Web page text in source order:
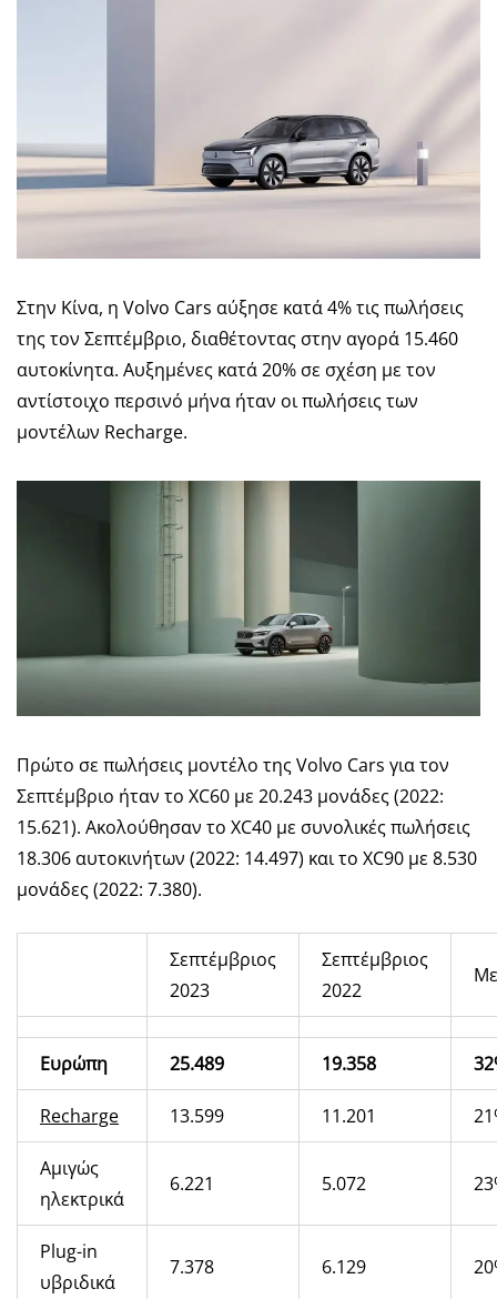
Στην Κίνα, η Volvo Cars αύξησε κατά 4% τις πωλήσεις
της τον Σεπτέμβριο, διαθέτοντας στην αγορά 15.460
αυτοκίνητα. Αυξημένες κατά 20% σε σχέση με τον
αντίστοιχο περσινό μήνα ήταν οι πωλήσεις των
μοντέλων Recharge.
Πρώτο σε πωλήσεις μοντέλο της Volvo Cars για τον
Σεπτέμβριο ήταν το XC60 με 20.243 μονάδες (2022:
15.621). Ακολούθησαν το XC40 με συνολικές πωλήσεις
18.306 αυτοκινήτων (2022: 14.497) και το XC90 με 8.530
μονάδες (2022: 7.380).
Σεπτέμβριος
2023
Σεπτέμβριος
2022
Ευρώπη 25.489 19.358
Recharge 13.599 11.201
Αμιγώς
ηλεκτρικά
6.221 5.072
Plug-in
υβριδικά
7.378 6.129